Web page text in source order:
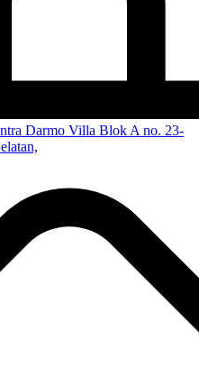
Darmo Villa Blok A no. 23-